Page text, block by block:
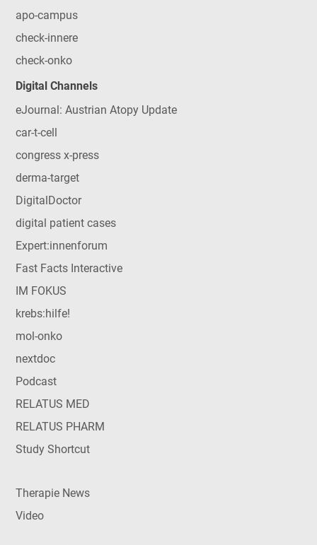
apo-campus
check-innere
check-onko
Digital Channels
eJournal: Austrian Atopy Update
car-t-cell
congress x-press
derma-target
DigitalDoctor
digital patient cases
Expert:innenforum
Fast Facts Interactive
IM FOKUS
krebs:hilfe!
mol-onko
nextdoc
Podcast
RELATUS MED
RELATUS PHARM
Study Shortcut
Therapie News
Video